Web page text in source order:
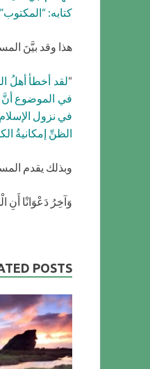
كتابه:
هذا وقد بيَّنَ
“لقد أخطأ أهلُ
في الموضوع أنَّ
في نزول
الظنِّ إمكانيةُ
وبذلك يقدم
وَآخِرُ دَعْوَانْا أَنِ
POSTS